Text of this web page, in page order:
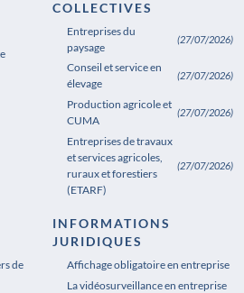
COLLECTIVES
Entreprises du
paysage
(27/07/2026)
Conseil et service en
élevage
(27/07/2026)
Production agricole et
CUMA
(27/07/2026)
Entreprises de travaux
et services agricoles,
ruraux et forestiers
(ETARF)
(27/07/2026)
de
Affichages obligatoires Pharmacie
INFORMATIONS
JURIDIQUES
Affichage obligatoire en entreprise
La vidéosurveillance en entreprise